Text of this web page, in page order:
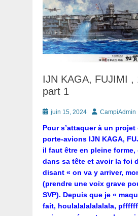
IJN KAGA, FUJIMI ,
part 1
Postéjuin 15, 2024 AuteurCampiAdmin
Pour s’attaquer à un projet
porte-avions IJN KAGA,
il faut être en pleine
dans sa tête et avoir la foi
disant « on va y arriver,
(prendre une voix grave
SVP). Depuis que je «
fait, houlalalalalalala,